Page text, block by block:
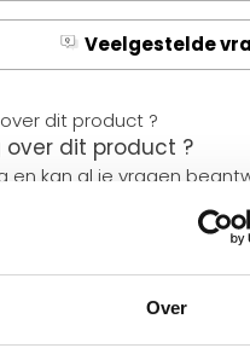
Over
A
Q Veelgestelde
over dit product ?
en kan al je vragen